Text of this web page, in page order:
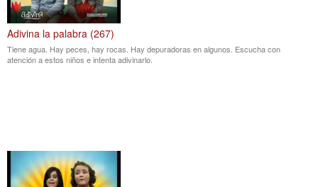
Adivina la palabra (267)
Tiene agua. Hay peces, hay rocas. Hay depuradoras en algunos. Escucha con
atención a estos niños e intenta adivinarlo.